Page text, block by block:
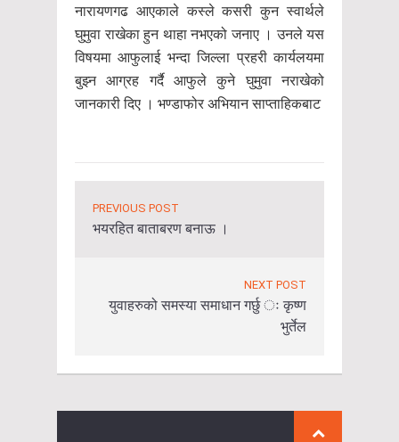
नारायणगढ आएकाले कस्ले कसरी कुन स्वार्थले
घुमुवा राखेका हुन थाहा नभएको जनाए । उनले यस
विषयमा आफुलाई भन्दा जिल्ला प्रहरी कार्यलयमा
बुझ्न आग्रह गर्दै आफुले कुने घुमुवा नराखेको
जानकारी दिए । भण्डाफोर अभियान साप्ताहिकबाट
PREVIOUS POST
भयरहित बाताबरण बनाऊ ।
NEXT POST
युवाहरुको समस्या समाधान गर्छु ः कृष्ण
भुर्तेल